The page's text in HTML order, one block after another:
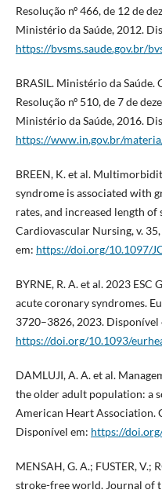
Resolução nº 466, de 12 de
Ministério da Saúde, 2012.
https://bvsms.saude.gov.br/
BRASIL. Ministério da Saúde.
Resolução nº 510, de 7 de
Ministério da Saúde, 2016.
https://www.in.gov.br/
BREEN, K. et al.
syndrome is associated with
rates, and increased length
Cardiovascular Nursing, v.
em: https://doi.org/10.1097/
BYRNE, R. A. et al. 2023
acute coronary syndromes.
3720–3826, 2023. Disponível
https://doi.org/10.1093/
DAMLUJI, A. A. et al.
the older adult population: a
American Heart Association.
Disponível em: https://
MENSAH, G. A.; FUSTER, V.;
stroke-free world. Journal of